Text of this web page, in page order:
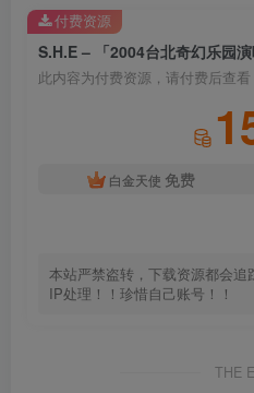
S.H.E – 「2004台北奇幻乐园
此内容为付费资源，请付费后查看
白金天使 免费
本站严禁盗转，下载资源都会
IP处理！！珍惜自己账号！！
付费资源
THE